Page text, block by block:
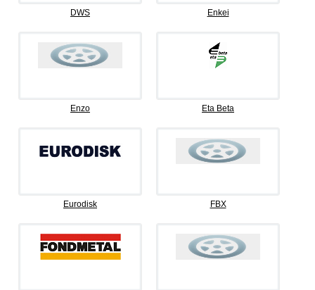
DWS Enkei
Enzo Eta Beta
Eurodisk FBX